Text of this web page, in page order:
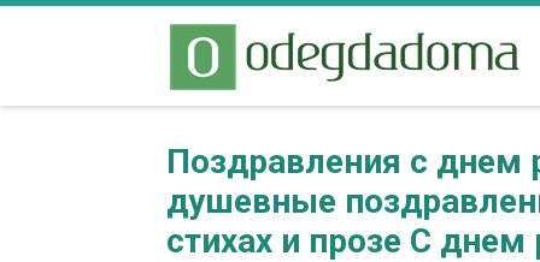
Поздравления с днем
душевные
стихах и прозе С